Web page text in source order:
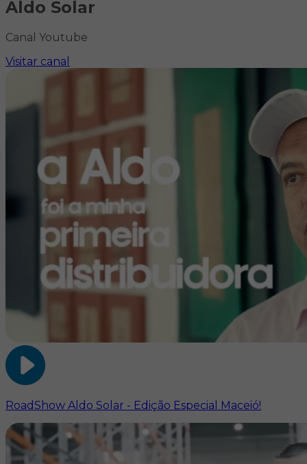
Aldo Solar
Canal Youtube
Visitar canal
RoadShow Aldo Solar - Edição Especial Maceió!